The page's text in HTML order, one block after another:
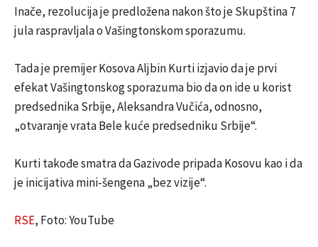
Inače, rezolucija je predložena nakon što je Skupština 7
jula raspravljala o Vašingtonskom sporazumu.
Tada je premijer Kosova Aljbin Kurti izjavio da je prvi
efekat Vašingtonskog sporazuma bio da on ide u korist
predsednika Srbije, Aleksandra Vučića, odnosno,
„otvaranje vrata Bele kuće predsedniku Srbije“.
Kurti takođe smatra da Gazivode pripada Kosovu kao i da
je inicijativa mini-šengena „bez vizije“.
RSE, Foto: YouTube